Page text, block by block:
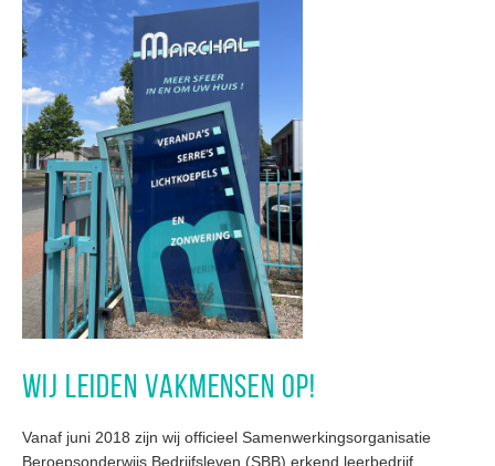
WIJ LEIDEN VAKMENSEN OP!
Vanaf juni 2018 zijn wij officieel Samenwerkingsorganisatie
Beroepsonderwijs Bedrijfsleven (SBB) erkend leerbedrijf.